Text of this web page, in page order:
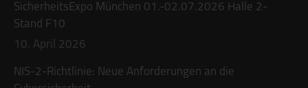
SicherheitsExpo München 01.-02.07.2026 Halle 2-
Stand F10
10. April 2026
NIS-2-Richtlinie: Neue Anforderungen an die